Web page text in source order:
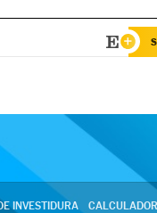
INVESTIDURA